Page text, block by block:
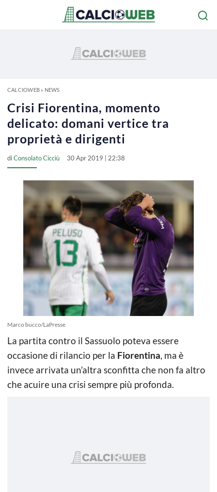
CALCIOWEB» NEWS
Crisi Fiorentina, momento
delicato: domani vertice tra
proprietà e dirigenti
diConsolato Cicciù 30 Apr 2019 | 22:38
Marco bucco/LaPresse
La partita contro il Sassuolo poteva essere
occasione di rilancio per la Fiorentina, ma è
invece arrivata un’altra sconfitta che non fa altro
che acuire una crisi sempre più profonda.